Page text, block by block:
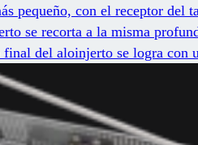
pequeño, con el receptor del
se recorta a la misma
del aloinjerto se logra con